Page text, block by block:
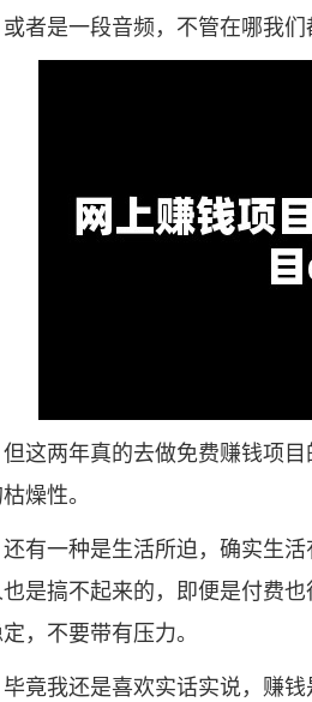
者是一段音频，不管在哪我们
两年真的去做免费赚钱项目
燥性。
一种是生活所迫，确实生活
是搞不起来的，即便是付费
，不要带有压力。
我还是喜欢实话实说，赚钱